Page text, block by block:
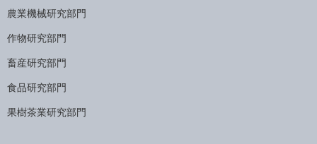
農業機械研究部門
作物研究部門
畜産研究部門
食品研究部門
果樹茶業研究部門